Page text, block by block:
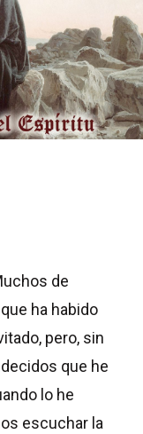
de
ha habido
pero, sin
que he
lo he
escuchar la